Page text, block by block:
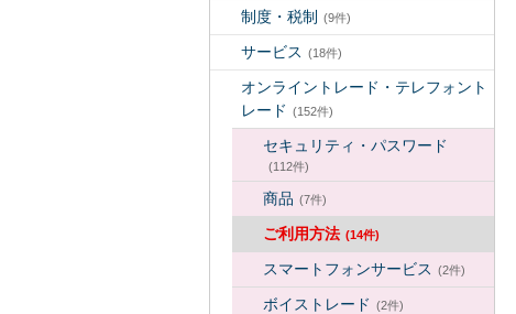
制度・税制 (9件)
サービス (18件)
オンライントレード・テレフォント
レード (152件)
セキュリティ・パスワード
(112件)
商品 (7件)
ご利用方法 (14件)
スマートフォンサービス (2件)
ボイストレード (2件)